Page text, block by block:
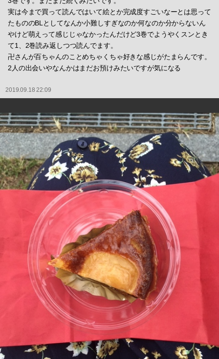
実は今まで買って読んではいて絵とか完成度すごいなーとは思って
たもののBLとしてなんか小難しすぎなのか何なのか分からないん
やけど萌えって感じじゃなかったんだけど3巻でようやくスンとき
て1、2巻読み返しつつ読んでます。
卍さんが百ちゃんのことめちゃくちゃ好きな感じがたまらんです。
2人の出会いやなんかはまだお預けみたいですが気になる
2019.09.18 22:09